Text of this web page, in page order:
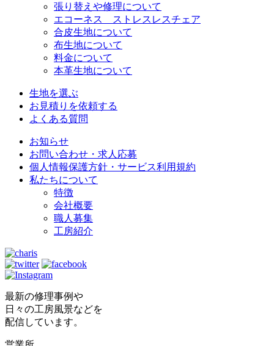
張り替えや修理について
エコーネス ストレスレスチェア
合皮生地について
布生地について
料金について
本革生地について
生地を選ぶ
お見積りを依頼する
よくある質問
お知らせ
お問い合わせ・求人応募
個人情報保護方針・サービス利用規約
私たちについて
特徴
会社概要
職人募集
工房紹介
最新の修理事例や
日々の工房風景などを
配信しています。